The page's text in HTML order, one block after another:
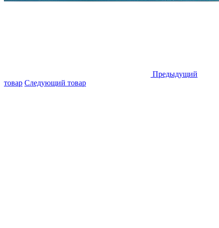
Предыдущий
товар Следующий товар